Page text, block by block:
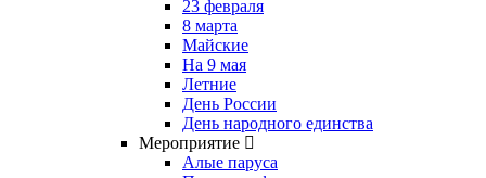
23 февраля
8 марта
Майские
На 9 мая
Летние
День России
День народного единства
Мероприятие
Алые паруса